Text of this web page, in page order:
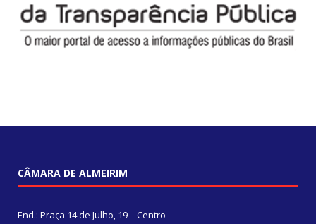
CÂMARA DE ALMEIRIM
End.: Praça 14 de Julho, 19 – Centro